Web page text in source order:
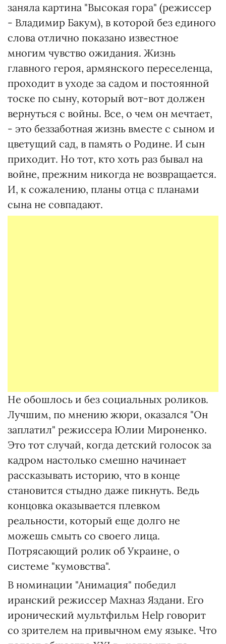
заняла картина "Высокая гора" (режиссер
- Владимир Бакум), в которой без единого
слова отлично показано известное
многим чувство ожидания. Жизнь
главного героя, армянского переселенца,
проходит в уходе за садом и постоянной
тоске по сыну, который вот-вот должен
вернуться с войны. Все, о чем он мечтает,
- это беззаботная жизнь вместе с сыном и
цветущий сад, в память о Родине. И сын
приходит. Но тот, кто хоть раз бывал на
войне, прежним никогда не возвращается.
И, к сожалению, планы отца с планами
сына не совпадают.
Не обошлось и без социальных роликов.
Лучшим, по мнению жюри, оказался "Он
заплатил" режиссера Юлии Мироненко.
Это тот случай, когда детский голосок за
кадром настолько смешно начинает
рассказывать историю, что в конце
становится стыдно даже пикнуть. Ведь
концовка оказывается плевком
реальности, который еще долго не
можешь смыть со своего лица.
Потрясающий ролик об Украине, о
системе "кумовства".
В номинации "Анимация" победил
иранский режиссер Махназ Яздани. Его
иронический мультфильм Help говорит
со зрителем на привычном ему языке. Что